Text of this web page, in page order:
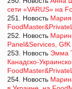
сети «VARUS» на
251. Новость Мария
252. Новость
Panel&Services,
253. Новость Эмма
Канадско-
254. Новость